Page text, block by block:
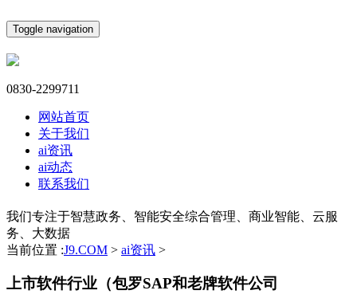
Toggle navigation
0830-2299711
网站首页
关于我们
ai资讯
ai动态
联系我们
我们专注于智慧政务、智能安全综合管理、商业智能、云服
务、大数据
当前位置 :J9.COM > ai资讯 >
上市软件行业（包罗SAP和老牌软件公司